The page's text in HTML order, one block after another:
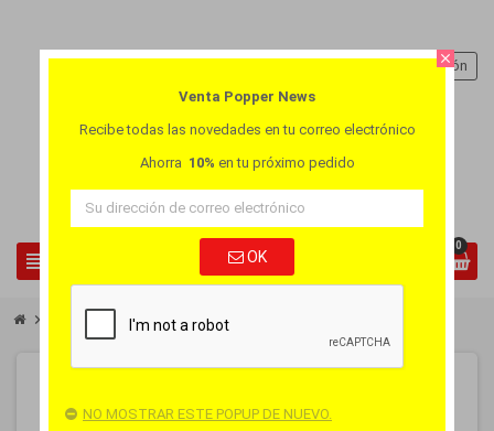
view_headline
Iniciar sesión
0
chevron_right Pay4 - Take 6 - Popper Slave
close
Venta Popper News
Recibe todas las novedades en tu correo electrónico
Ahorra 10% en tu próximo pedido
OK
NO MOSTRAR ESTE POPUP DE NUEVO.